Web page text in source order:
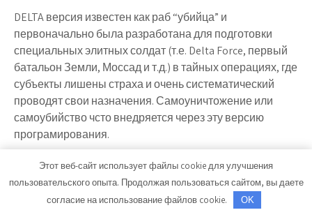
DELTAверсия известен как раб “убийца” и
первоначально была разработана для подготовки
специальных элитных солдат (т.е. Delta Force, первый
батальон Земли, Моссад и т.д.) в тайных операциях, где
субъекты лишены страха и очень систематический
проводят свои назначения. Самоуничтожение или
самоубийство чсто внедряется через эту версию
програмирования.
THETA– Считается “психическим”
программированием. Тут используются различные
формы электронных систем контроля над разумом с
Этот веб-сайт использует файлы cookie для улучшения
пользовательского опыта. Продолжая пользоваться сайтом, вы даете
согласие на использование файлов cookie.
OK